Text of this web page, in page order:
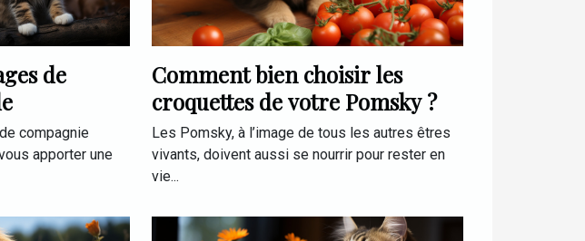
de
compagnie
apporter une
Comment bien choisir les
croquettes de votre Pomsky ?
Les Pomsky, à l’image de tous les autres êtres
vivants, doivent aussi se nourrir pour rester en
vie...